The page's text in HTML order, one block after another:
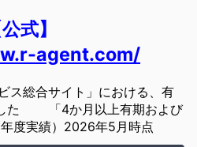
公式】
agent.com/
ス総合サイト」における、有
した 「4か月以上有期および
度実績）2026年5月時点